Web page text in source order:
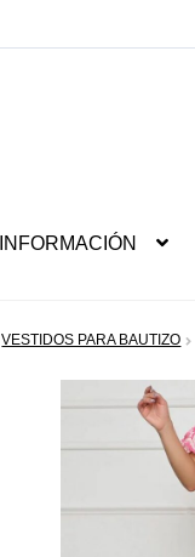
INFORMACIÓN
VESTIDOS PARA BAUTIZO